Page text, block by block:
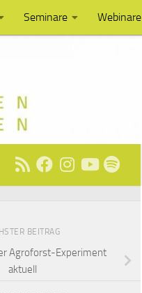
Seminare Webinare
BEITRAG
Agroforst-Experiment
aktuell